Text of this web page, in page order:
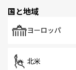
で、ホー
国と地域
ヨーロッパ
北米